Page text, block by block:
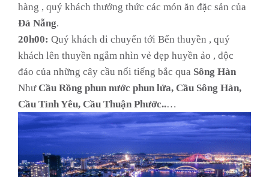
hàng , quý khách thưởng thức các món ăn đặc sản của
Đà Nẵng.
20h00: Quý khách di chuyển tới Bến thuyền , quý
khách lên thuyền ngắm nhìn vẻ đẹp huyền ảo , độc
đáo của những cây cầu nổi tiếng bắc qua Sông Hàn
NhưCầu Rồng phun nước phun lửa, Cầu Sông Hàn,
Cầu Tình Yêu, Cầu Thuận Phước..…